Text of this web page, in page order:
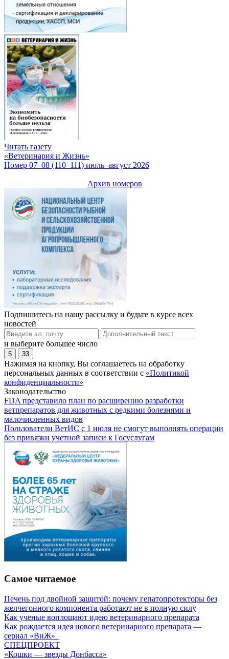
Читать газету
«Ветеринария и Жизнь»
Номер 07–08 (110–111) июль–август 2026
Архив номеров
Подпишитесь на нашу рассылку и будьте в курсе всех
новостей
и выберите большее число
5 33
Нажимая на кнопку, Вы соглашаетесь на обработку
персональных данных в соответствии с «Политикой
конфиденциальности»
Законодательство
FDA представило план по расширению разработки
ветпрепаратов для животных с редкими болезнями и
малочисленных видов
Пользователи ВетИС с 1 июля не смогут выполнять операции
без привязки учетной записи к Госуслугам
Самое читаемое
Печень под двойной защитой: почему гепатопротекторы без
желчегонного компонента работают не в полную силу
Как ученые воплощают идею ветеринарного препарата
Как рождается идея нового ветеринарного препарата —
сериал «ВиЖ»
СПЕЦПРОЕКТ
«Кошки — звезды Донбасса»